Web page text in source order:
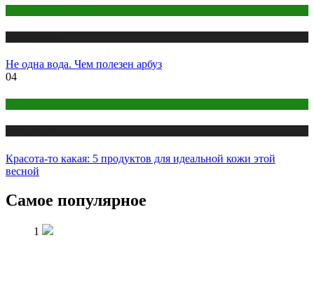
Не одна вода. Чем полезен арбуз
04
Красота-то какая: 5 продуктов для идеальной кожи этой
весной
Самое популярное
1